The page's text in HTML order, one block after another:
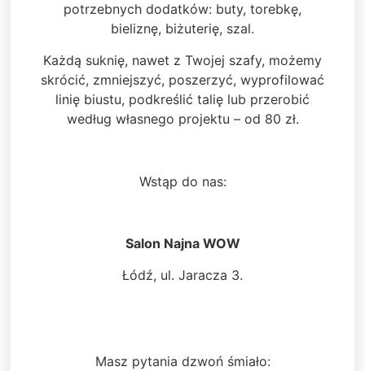
potrzebnych dodatków: buty, torebkę,
bieliznę, biżuterię, szal.
Każdą suknię, nawet z Twojej szafy, możemy
skrócić, zmniejszyć, poszerzyć, wyprofilować
linię biustu, podkreślić talię lub przerobić
według własnego projektu – od 80 zł.
Wstąp do nas:
Salon Najna WOW
Łódź, ul. Jaracza 3.
Masz pytania dzwoń śmiało: